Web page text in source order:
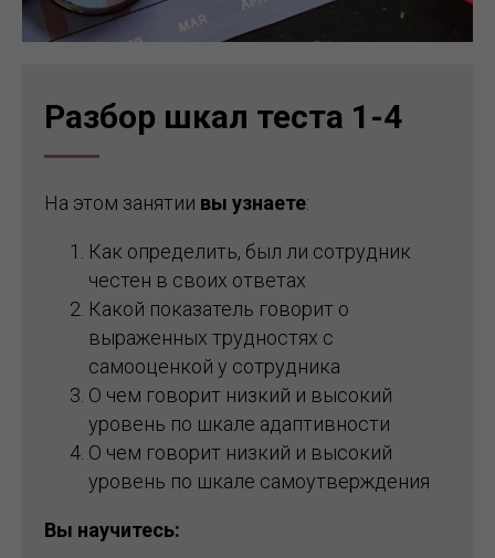
Разбор шкал теста 1-4
На этом занятии вы узнаете:
Как определить, был ли сотрудник
честен в своих ответах
Какой показатель говорит о
выраженных трудностях с
самооценкой у сотрудника
О чем говорит низкий и высокий
уровень по шкале адаптивности
О чем говорит низкий и высокий
уровень по шкале самоутверждения
Вы научитесь: